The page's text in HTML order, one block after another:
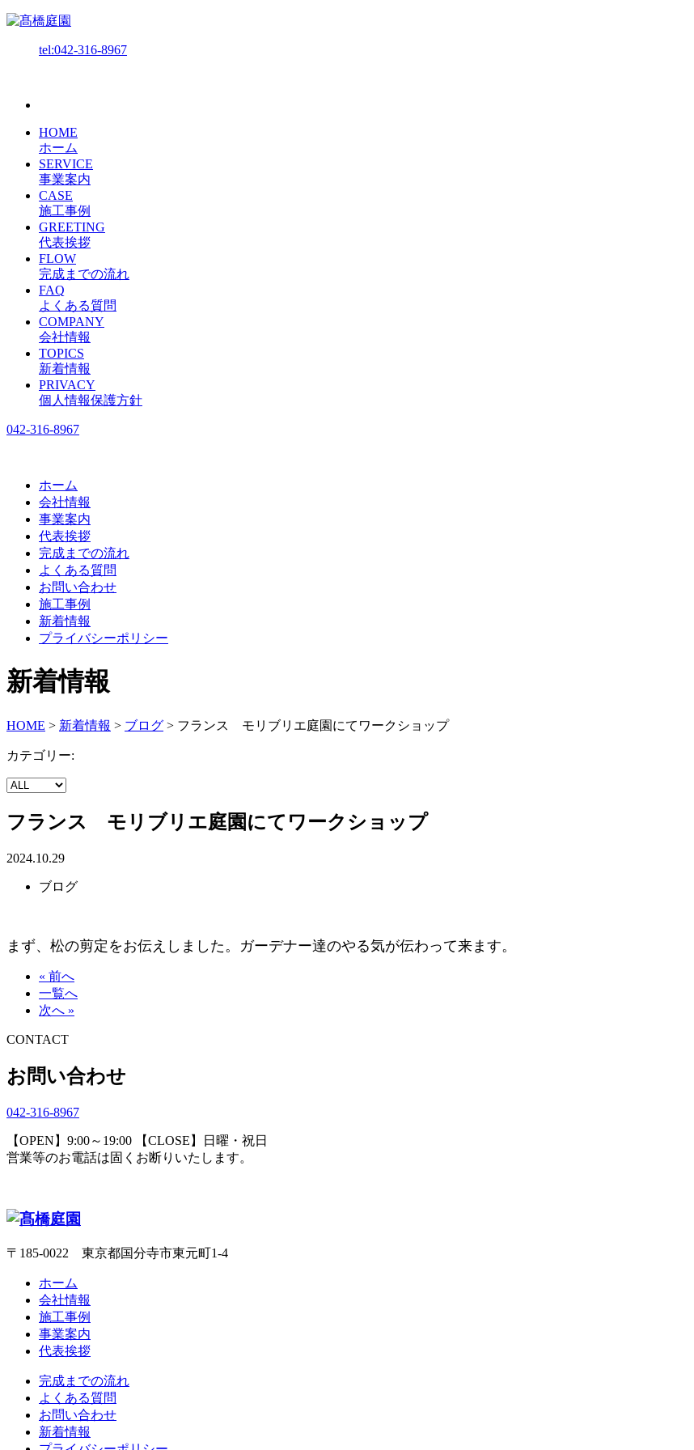
tel:042-316-8967
HOME
ホーム
SERVICE
事業案内
CASE
施工事例
GREETING
代表挨拶
FLOW
完成までの流れ
FAQ
よくある質問
COMPANY
会社情報
TOPICS
新着情報
PRIVACY
個人情報保護方針
042-316-8967
ホーム
会社情報
事業案内
代表挨拶
完成までの流れ
よくある質問
お問い合わせ
施工事例
新着情報
プライバシーポリシー
新着情報
HOME > 新着情報 > ブログ > フランス モリブリエ庭園にてワークショップ
カテゴリー:
フランス モリブリエ庭園にてワークショップ
2024.10.29
ブログ
まず、松の剪定をお伝えしました。ガーデナー達のやる気が伝わって来ます。
« 前へ
一覧へ
次へ »
CONTACT
お問い合わせ
042-316-8967
【OPEN】9:00～19:00 【CLOSE】日曜・祝日
営業等のお電話は固くお断りいたします。
〒185-0022 東京都国分寺市東元町1-4
ホーム
会社情報
施工事例
事業案内
代表挨拶
完成までの流れ
よくある質問
お問い合わせ
新着情報